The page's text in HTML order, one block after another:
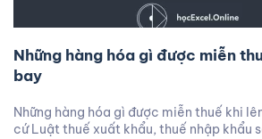
Những hàng hóa gì được miễn
bay
Những hàng hóa gì được miễn thuế khi
cứ Luật thuế xuất khẩu, thuế nhập khẩu